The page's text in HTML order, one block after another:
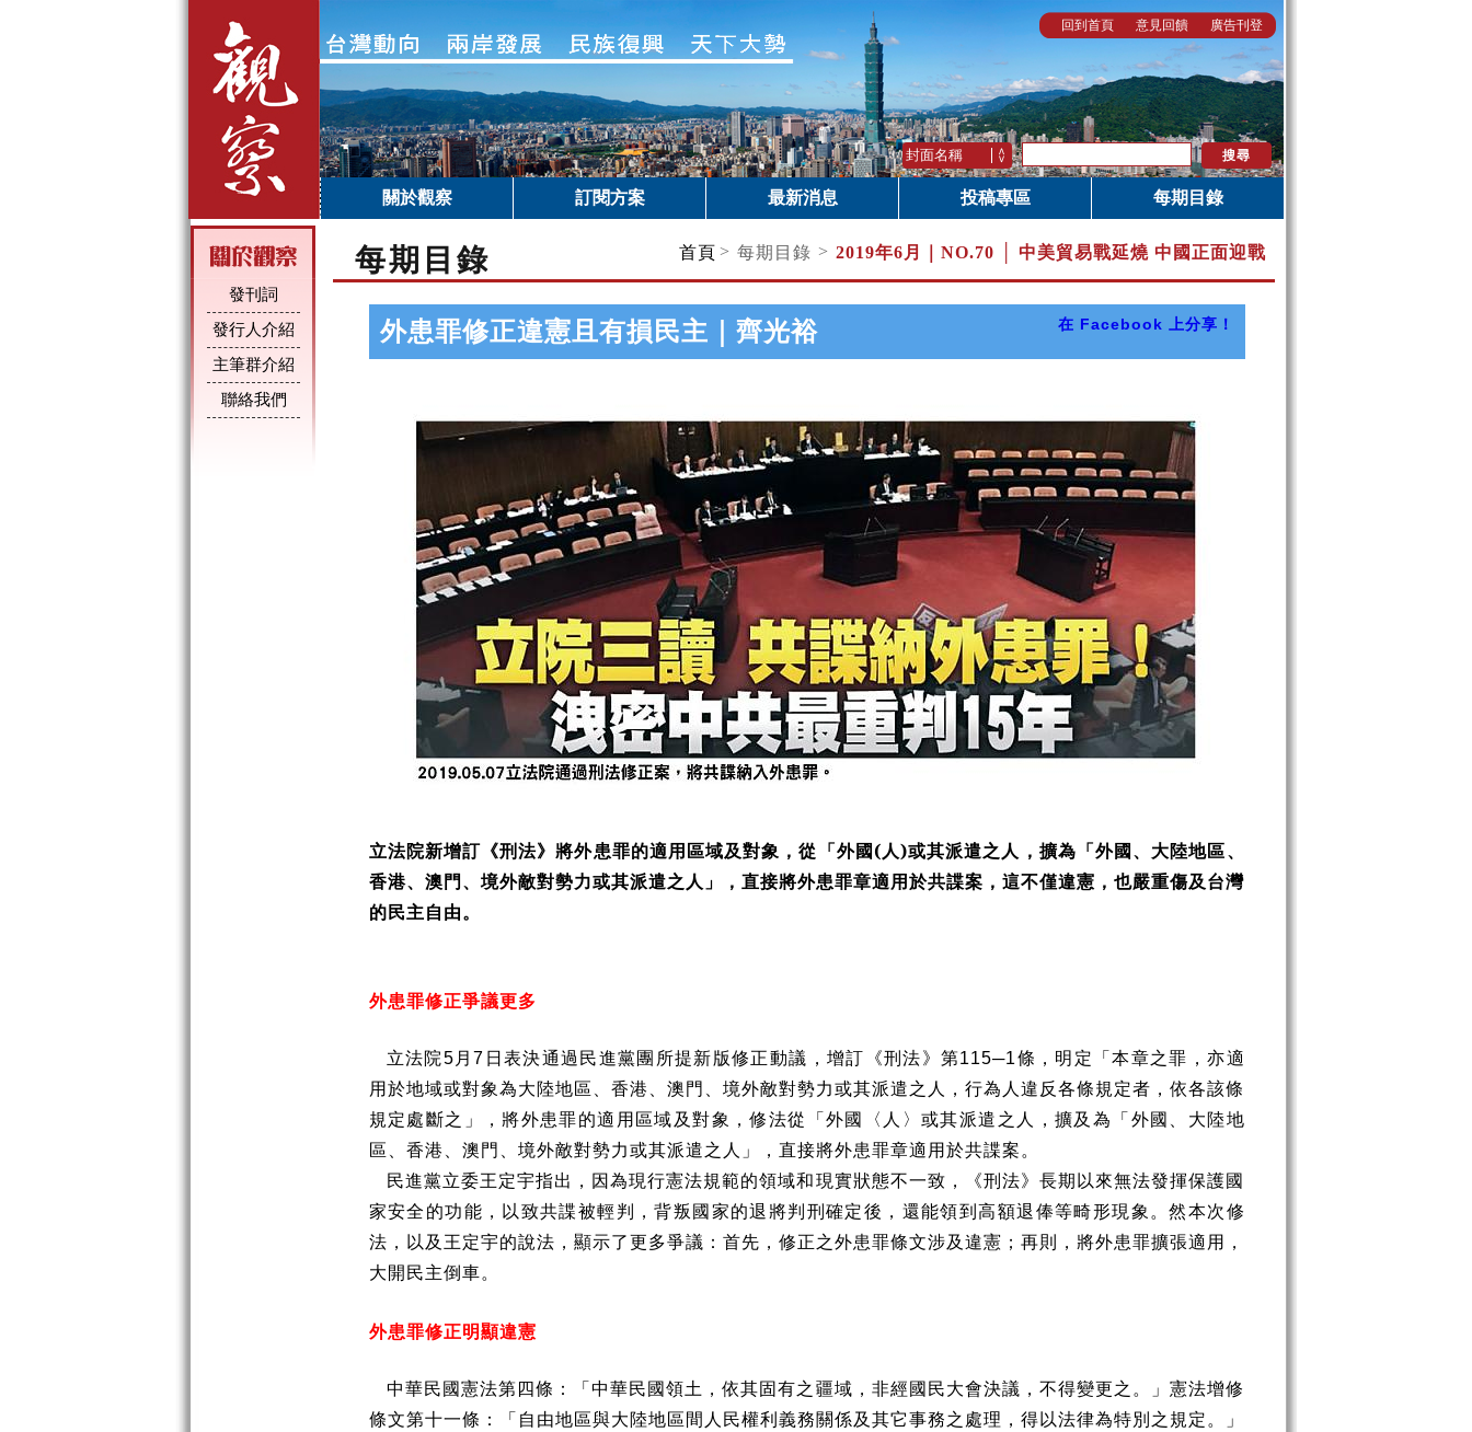
回到首頁 意見回饋 廣告刊登
關於觀察 訂閱方案 最新消息 投稿專區 每期目錄
發刊詞
發行人介紹
主筆群介紹
聯絡我們
每期目錄 首頁 > 每期目錄 > 2019年6月｜ NO.70 │ 中美貿易戰延燒 中國正面迎戰
外患罪修正違憲且有損民主｜齊光裕 在 Facebook 上分享！
立法院新增訂《刑法》將外患罪的適用區域及對象，從「外國(人)或其派遣之人，擴為「外國、大陸地區、
香港、澳門、境外敵對勢力或其派遣之人」，直接將外患罪章適用於共諜案，這不僅違憲，也嚴重傷及台灣
的民主自由。
外患罪修正爭議更多
立法院5 月7 日表決通過民進黨團所提新版修正動議，增訂《刑法》第115─1條，明定「本章之罪，亦適
用於地域或對象為大陸地區、香港、澳門、境外敵對勢力或其派遣之人，行為人違反各條規定者，依各該條
規定處斷之」，將外患罪的適用區域及對象，修法從「外國〈人〉或其派遣之人，擴及為「外國、大陸地
區、香港、澳門、境外敵對勢力或其派遣之人」，直接將外患罪章適用於共諜案。
民進黨立委王定宇指出，因為現行憲法規範的領域和現實狀態不一致，《刑法》長期以來無法發揮保護國
家安全的功能，以致共諜被輕判，背叛國家的退將判刑確定後，還能領到高額退俸等畸形現象。然本次修
法，以及王定宇的說法，顯示了更多爭議：首先，修正之外患罪條文涉及違憲；再則，將外患罪擴張適用，
大開民主倒車。
外患罪修正明顯違憲
中華民國憲法第四條：「中華民國領土，依其固有之疆域，非經國民大會決議，不得變更之。」憲法增修
條文第十一條：「自由地區與大陸地區間人民權利義務關係及其它事務之處理，得以法律為特別之規定。」